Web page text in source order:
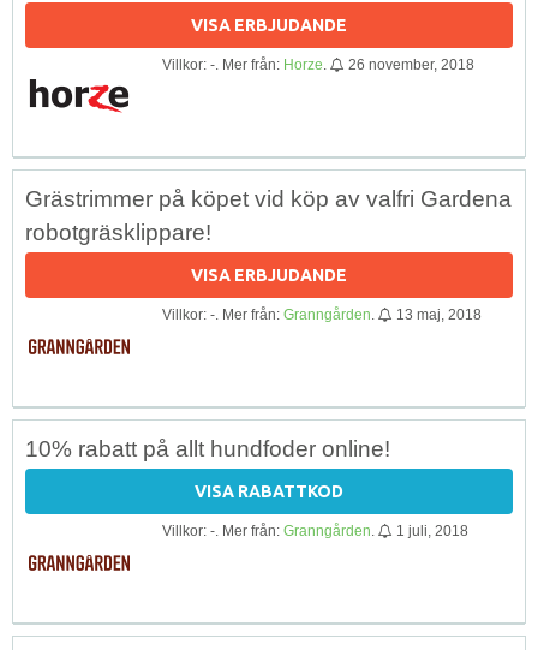
VISA ERBJUDANDE
Villkor: -. Mer från: Horze 26 november, 2018
Grästrimmer på köpet vid köp av valfri Gardena
robotgräsklippare!
VISA ERBJUDANDE
Villkor: -. Mer från: Granngården 13 maj, 2018
10% rabatt på allt hundfoder online!
VISA RABATTKOD
Villkor: -. Mer från: Granngården 1 juli, 2018